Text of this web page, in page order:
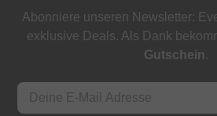
Abonniere unseren Newsletter:
exklusive Deals. Als Dank
Gutschein.